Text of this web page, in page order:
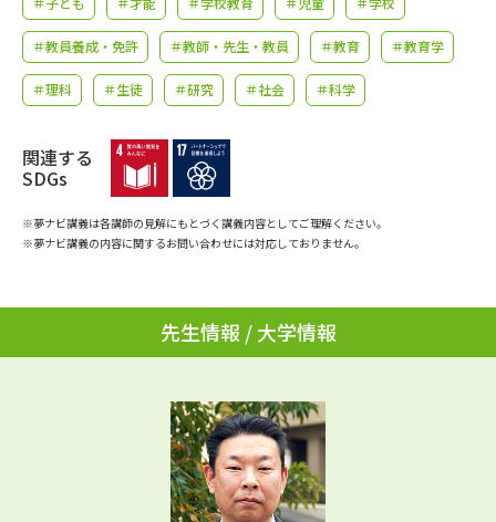
学問のミニ講義「夢ナビ講義」 学問分野解説
学問の教科書 夢ナビライブ
ユーザーサポート
Ｑ＆Ａ よくあるご質問 大学進学IDについて
個人情報取扱規定
訂正のご案内
＃教員養成・免許 ＃教師・先生・教員 ＃教育 ＃教育学
＃理科 ＃生徒 ＃研究 ＃社会 ＃科学
関連する
SDGs
※夢ナビ講義は各講師の見解にもとづく講義内容としてご理解ください。
※夢ナビ講義の内容に関するお問い合わせには対応しておりません。
先生情報 / 大学情報